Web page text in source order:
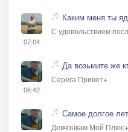
07:04
Каким меня ты
С удовольствием
06:42
Да возьмите же
Серёга Привет+
Самое долгое
Девчонкам Мой Плюс+